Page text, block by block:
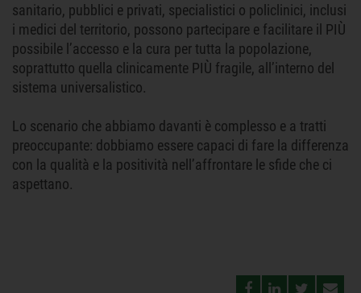
sanitario, pubblici e privati, specialistici o policlinici, inclusi
i medici del territorio, possono partecipare e facilitare il PIÙ
possibile l’accesso e la cura per tutta la popolazione,
soprattutto quella clinicamente PIÙ fragile, all’interno del
sistema universalistico.
Lo scenario che abbiamo davanti è complesso e a tratti
preoccupante: dobbiamo essere capaci di fare la differenza
con la qualità e la positività nell’affrontare le sfide che ci
aspettano.